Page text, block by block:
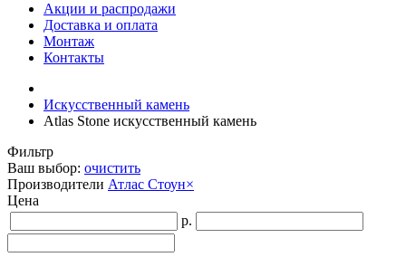
Акции и распродажи
Доставка и оплата
Монтаж
Контакты
Искусственный камень
Atlas Stone искусственный камень
Фильтр
Ваш выбор: очистить
Производители Атлас Стоун×
Цена
р.